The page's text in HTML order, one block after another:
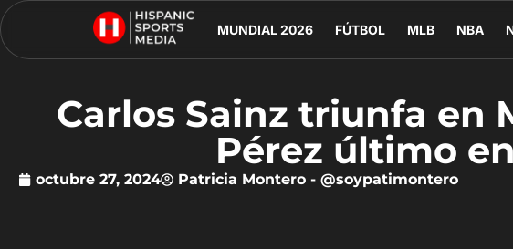
MUNDIAL 2026 FÚTBOL MLB NBA
Carlos Sainz triunfa en
Pérez último
octubre 27, 2024 Patricia Montero - @soypatimontero